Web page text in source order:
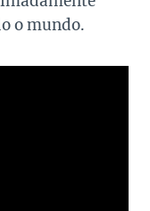
o mundo.